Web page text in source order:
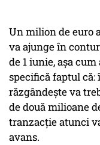
Un milion de euro
va ajunge în
de 1 iunie, așa
specifică faptul că:
răzgândește va
de două milioane
tranzacție atunci
avans.